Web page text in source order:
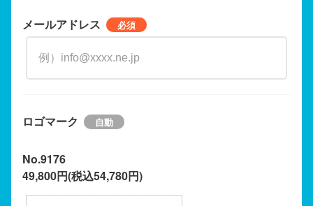
メールアドレス
ロゴマーク
No.9176
49,800円(税込54,780円)